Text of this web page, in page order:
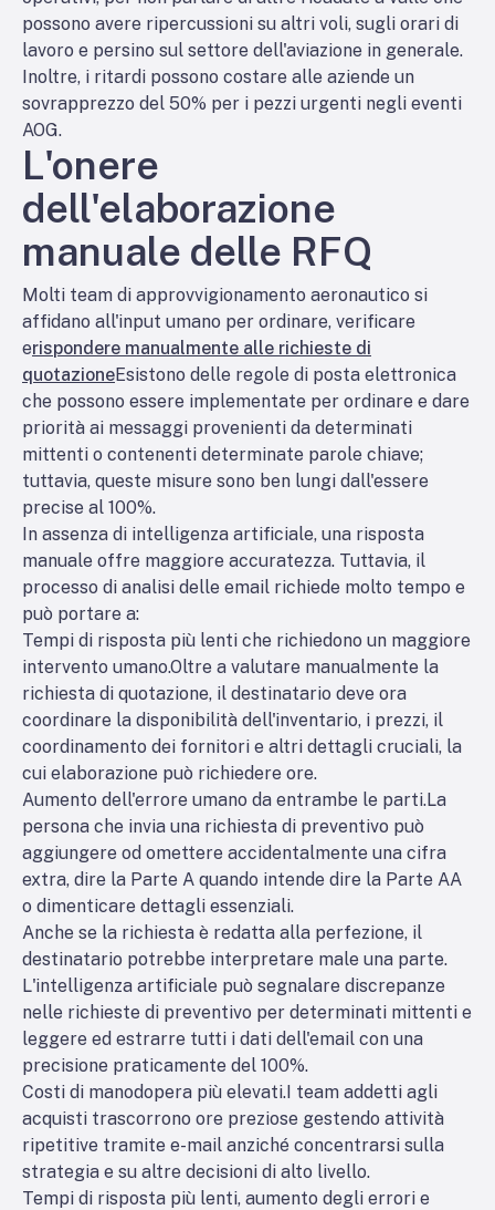
possono avere ripercussioni su altri voli, sugli orari di
lavoro e persino sul settore dell'aviazione in generale.
Inoltre, i ritardi possono costare alle aziende un
sovrapprezzo del 50% per i pezzi urgenti negli eventi
AOG.
L'onere
dell'elaborazione
manuale delle RFQ
Molti team di approvvigionamento aeronautico si
affidano all'input umano per ordinare, verificare
erispondere manualmente alle richieste di
quotazioneEsistono delle regole di posta elettronica
che possono essere implementate per ordinare e dare
priorità ai messaggi provenienti da determinati
mittenti o contenenti determinate parole chiave;
tuttavia, queste misure sono ben lungi dall'essere
precise al 100%.
In assenza di intelligenza artificiale, una risposta
manuale offre maggiore accuratezza. Tuttavia, il
processo di analisi delle email richiede molto tempo e
può portare a:
Tempi di risposta più lenti che richiedono un maggiore
intervento umano.Oltre a valutare manualmente la
richiesta di quotazione, il destinatario deve ora
coordinare la disponibilità dell'inventario, i prezzi, il
coordinamento dei fornitori e altri dettagli cruciali, la
cui elaborazione può richiedere ore.
Aumento dell'errore umano da entrambe le parti.La
persona che invia una richiesta di preventivo può
aggiungere od omettere accidentalmente una cifra
extra, dire la Parte A quando intende dire la Parte AA
o dimenticare dettagli essenziali.
Anche se la richiesta è redatta alla perfezione, il
destinatario potrebbe interpretare male una parte.
L'intelligenza artificiale può segnalare discrepanze
nelle richieste di preventivo per determinati mittenti e
leggere ed estrarre tutti i dati dell'email con una
precisione praticamente del 100%.
Costi di manodopera più elevati.I team addetti agli
acquisti trascorrono ore preziose gestendo attività
ripetitive tramite e-mail anziché concentrarsi sulla
strategia e su altre decisioni di alto livello.
Tempi di risposta più lenti, aumento degli errori e